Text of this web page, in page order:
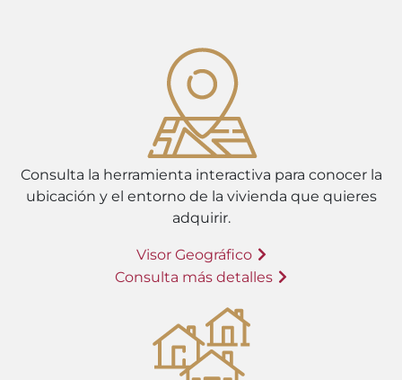
Consulta la herramienta interactiva para conocer la
ubicación y el entorno de la vivienda que quieres
adquirir.
Visor Geográfico
Consulta más detalles